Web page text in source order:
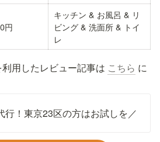
円
キッチン & お風呂 & リ
ビング & 洗面所 & トイ
レ
用したレビュー記事は こちら に
行！東京23区の方はお試しを／